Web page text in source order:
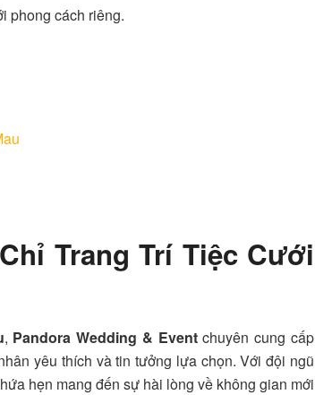
phong cách riêng.
Trang Trí Tiệc Cưới
, Pandora Wedding & Eventchuyên cung cấp
yêu thích và tin tưởng lựa chọn. Với đội ngũ
hẹn mang đến sự hài lòng về không gian mới